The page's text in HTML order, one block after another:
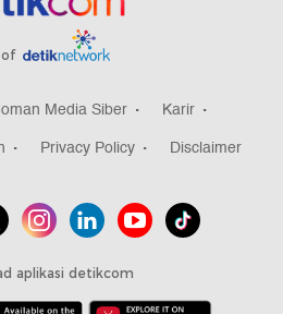
of
Media Siber
Karir
Privacy Policy Disclaimer
aplikasi detikcom